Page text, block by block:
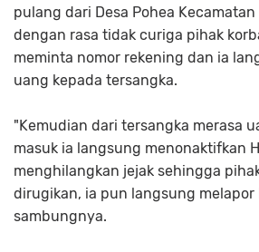
pulang dari Desa Pohea Kecamatan
dengan rasa tidak curiga pihak
meminta nomor rekening dan ia
uang kepada tersangka.
"Kemudian dari tersangka merasa
masuk ia langsung menonaktifkan
menghilangkan jejak sehingga
dirugikan, ia pun langsung melapor
sambungnya.